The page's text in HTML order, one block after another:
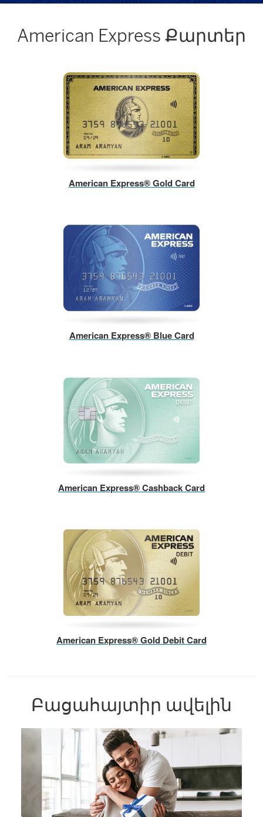
American Express Քարտեր
American Express® Gold Card
American Express® Blue Card
American Express® Cashback Card
American Express® Gold Debit Card
Բացահայտիր ավելին